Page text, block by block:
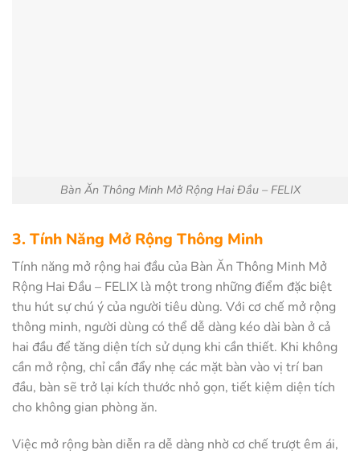
Bàn Ăn Thông Minh Mở Rộng Hai Đầu – FELIX
3. Tính Năng Mở Rộng Thông Minh
Tính năng mở rộng hai đầu của Bàn Ăn Thông Minh Mở
Rộng Hai Đầu – FELIX là một trong những điểm đặc biệt
thu hút sự chú ý của người tiêu dùng. Với cơ chế mở rộng
thông minh, người dùng có thể dễ dàng kéo dài bàn ở cả
hai đầu để tăng diện tích sử dụng khi cần thiết. Khi không
cần mở rộng, chỉ cần đẩy nhẹ các mặt bàn vào vị trí ban
đầu, bàn sẽ trở lại kích thước nhỏ gọn, tiết kiệm diện tích
cho không gian phòng ăn.
Việc mở rộng bàn diễn ra dễ dàng nhờ cơ chế trượt êm ái,